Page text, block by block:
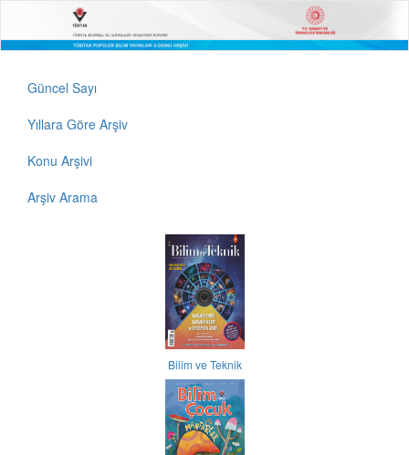
Güncel Sayı
Yıllara Göre Arşiv
Konu Arşivi
Arşiv Arama
Bilim ve Teknik